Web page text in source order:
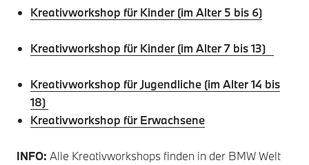
Kreativworkshop für Kinder (im Alter 5 bis 6)
Kreativworkshop für Kinder (im Alter 7 bis 13)
Kreativworkshop für Jugendliche (im Alter 14 bis
18)
Kreativworkshop für Erwachsene
INFO: Alle Kreativworkshops finden in der BMW Welt